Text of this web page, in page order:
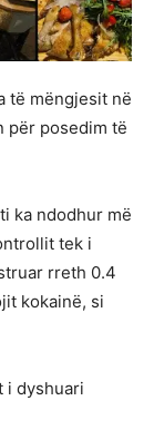
të mëngjesit në
për posedim të
ka ndodhur më
tek i
rreth 0.4
kokainë, si
i dyshuari